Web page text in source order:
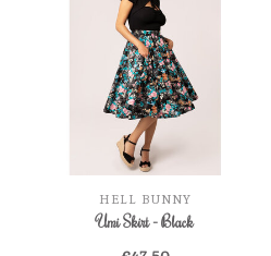
HELL BUNNY
Umi Skirt - Black